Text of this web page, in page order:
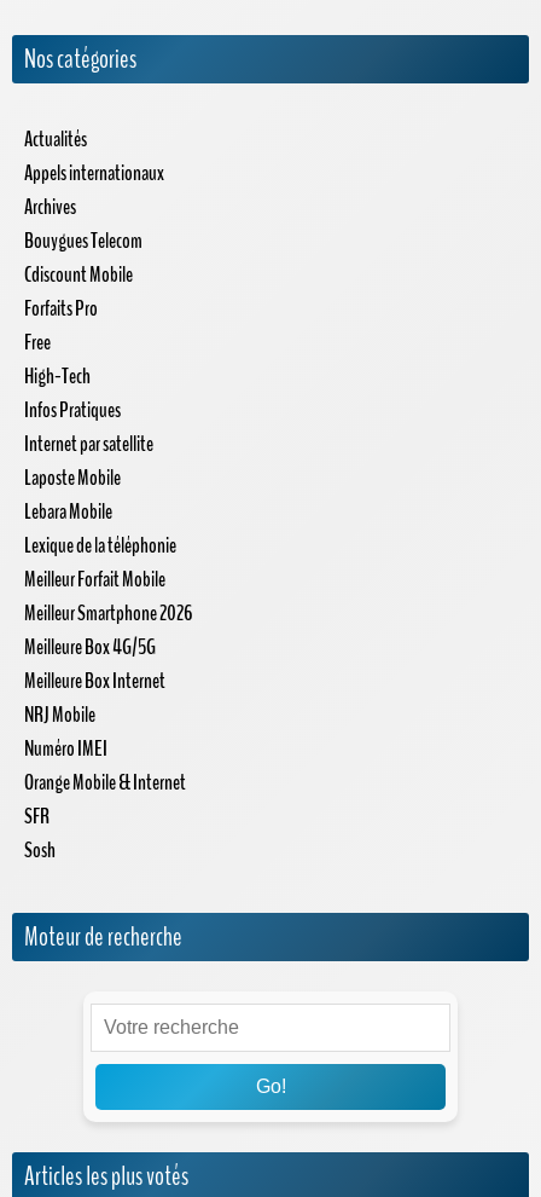
Nos catégories
Actualités
Appels internationaux
Archives
Bouygues Telecom
Cdiscount Mobile
Forfaits Pro
Free
High-Tech
Infos Pratiques
Internet par satellite
Laposte Mobile
Lebara Mobile
Lexique de la téléphonie
Meilleur Forfait Mobile
Meilleur Smartphone 2026
Meilleure Box 4G/5G
Meilleure Box Internet
NRJ Mobile
Numéro IMEI
Orange Mobile & Internet
SFR
Sosh
Moteur de recherche
Go!
Articles les plus votés